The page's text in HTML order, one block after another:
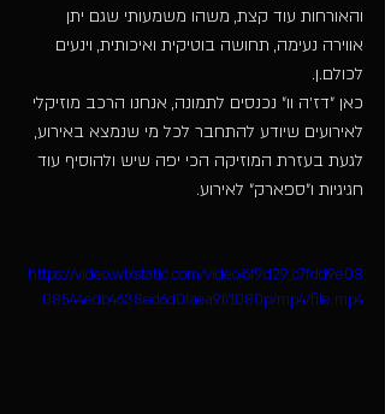
והאורחות עוד קצת, משהו משמעותי שגם יתן
אווירה נעימה, תחושה בוטיקית ואיכותית, וינעים
לכולם.ן.
כאן ״דז׳ה וו״ נכנסים לתמונה, אנחנו הרכב מוזיקלי
לאירועים שיודע להתחבר לכל מי שנמצא באירוע,
לגעת בעזרת המוזיקה הכי יפה שיש ולהוסיף עוד
חגיגיות ו״ספארק״ לאירוע.
https://video.wixstatic.com/video/6f9d29_c7fdd9e08
08544edb4638ed6d0faea9f/1080p/mp4/file.mp4